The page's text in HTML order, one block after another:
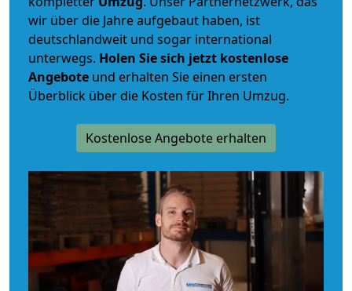
wir über die Jahre aufgebaut haben, ist
deutschlandweit und sogar international
unterwegs. Holen Sie sich jetzt kostenlose
Angebote und erhalten Sie einen ersten
Überblick über die Kosten für Ihren Umzug.
Kostenlose Angebote erhalten